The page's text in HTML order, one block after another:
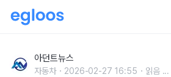
도 물량 완판
아던트뉴스
자동차 2026-02-27 16:55 읽음 ...